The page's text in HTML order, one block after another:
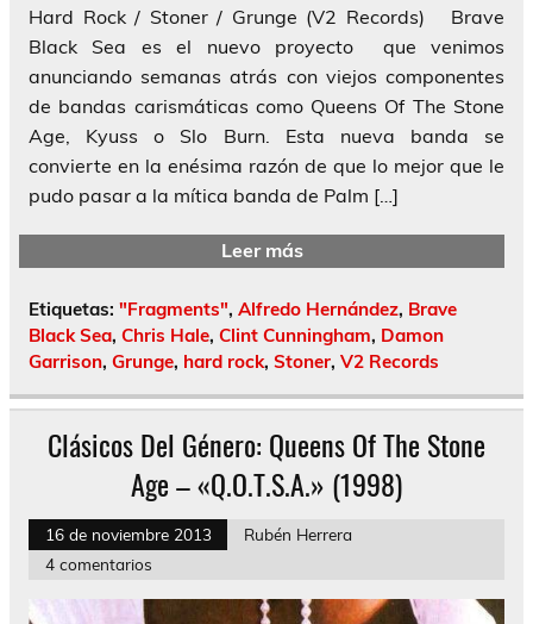
Hard Rock / Stoner / Grunge (V2 Records) Brave
Black Sea es el nuevo proyecto que venimos
anunciando semanas atrás con viejos componentes
de bandas carismáticas como Queens Of The Stone
Age, Kyuss o Slo Burn. Esta nueva banda se
convierte en la enésima razón de que lo mejor que le
pudo pasar a la mítica banda de Palm […]
Leer más
Etiquetas: "Fragments", Alfredo Hernández, Brave
Black Sea, Chris Hale, Clint Cunningham, Damon
Garrison, Grunge, hard rock, Stoner, V2 Records
Clásicos Del Género: Queens Of The Stone
Age – «Q.O.T.S.A.» (1998)
16 de noviembre 2013
Rubén Herrera
4 comentarios